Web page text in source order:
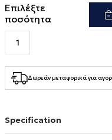
Επιλέξτε
ποσότητα
Δωρεάν μεταφορικά για
Specification